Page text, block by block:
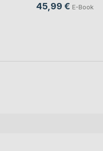
45,99 € E-Book